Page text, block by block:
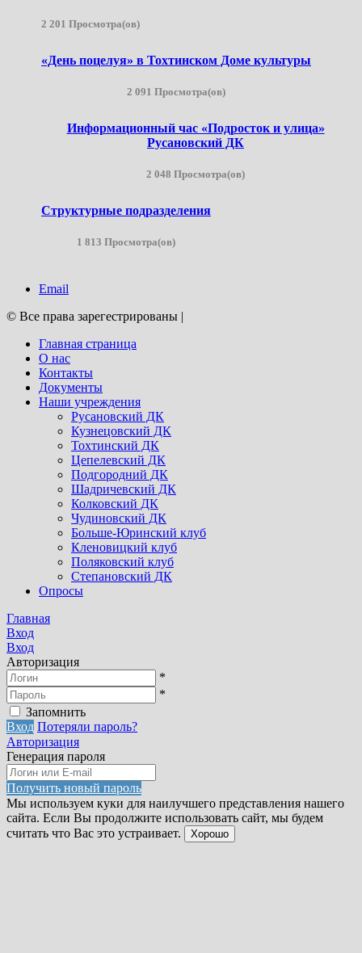
2 201 Просмотра(ов)
«День поцелуя» в Тохтинском Доме культуры
2 091 Просмотра(ов)
Информационный час «Подросток и улица»
Русановский ДК
2 048 Просмотра(ов)
Структурные подразделения
1 813 Просмотра(ов)
Email
© Все права зарегестрированы |
Главная страница
О нас
Контакты
Документы
Наши учреждения
Русановский ДК
Кузнецовский ДК
Тохтинский ДК
Цепелевский ДК
Подгородний ДК
Шадричевский ДК
Колковский ДК
Чудиновский ДК
Больше-Юринский клуб
Кленовицкий клуб
Поляковский клуб
Степановский ДК
Опросы
Главная
Вход
Вход
Авторизация
*
*
Запомнить
Вход Потеряли пароль?
Авторизация
Генерация пароля
Получить новый пароль
Мы используем куки для наилучшего представления нашего
сайта. Если Вы продолжите использовать сайт, мы будем
считать что Вас это устраивает.
Хорошо